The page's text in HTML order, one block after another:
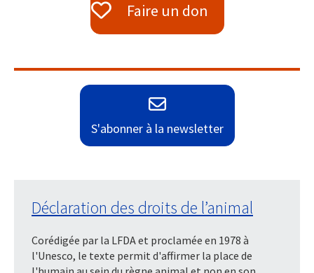
Faire un don
S'abonner à la newsletter
Déclaration des droits de l’animal
Corédigée par la LFDA et proclamée en 1978 à
l'Unesco, le texte permit d'affirmer la place de